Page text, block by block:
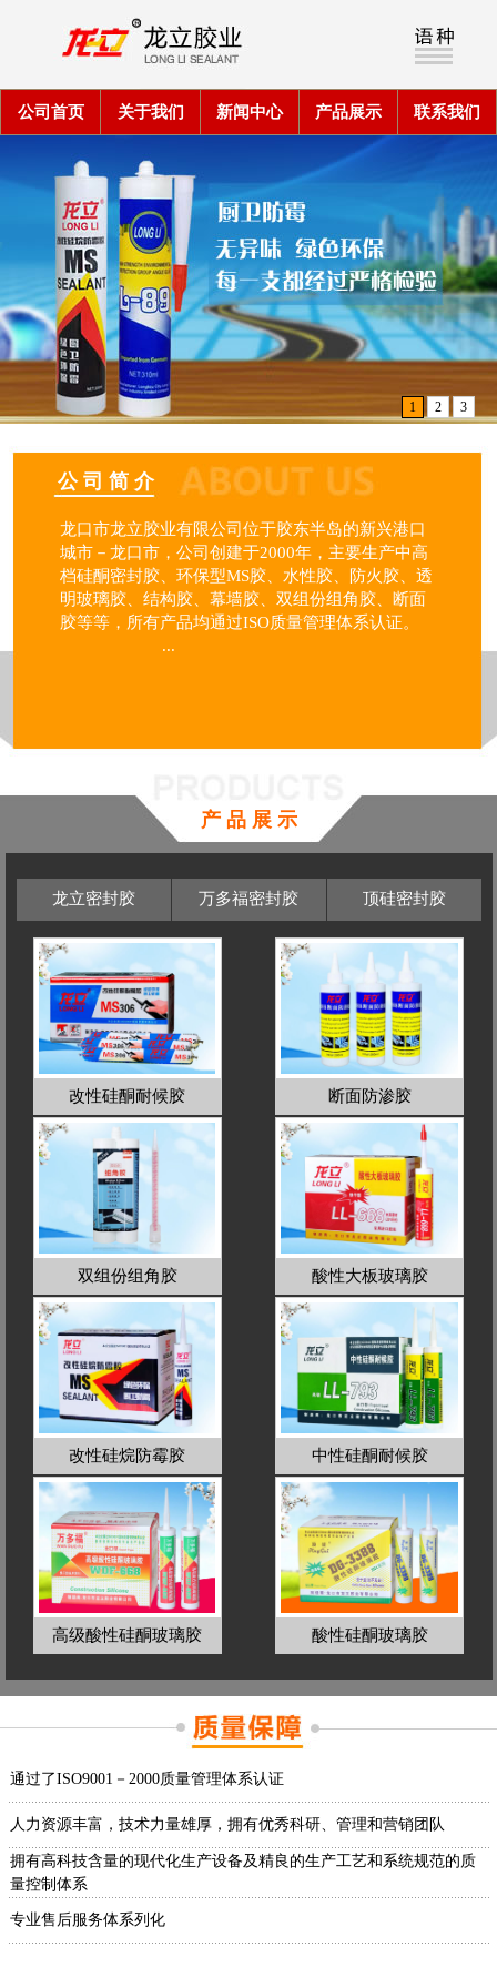
公司首页 关于我们 新闻中心 产品展示 联系我们
1 2 3
公 司 简 介
龙口市龙立胶业有限公司位于胶东半岛的新兴港口
城市－龙口市，公司创建于2000年，主要生产中高
档硅酮密封胶、环保型MS胶、水性胶、防火胶、透
明玻璃胶、结构胶、幕墙胶、双组份组角胶、断面
胶等等，所有产品均通过ISO质量管理体系认证。
...
产 品 展 示
龙立密封胶 万多福密封胶 顶硅密封胶
改性硅酮耐候胶 断面防渗胶
双组份组角胶 酸性大板玻璃胶
改性硅烷防霉胶 中性硅酮耐候胶
高级酸性硅酮玻璃胶 酸性硅酮玻璃胶
通过了ISO9001－2000质量管理体系认证
人力资源丰富，技术力量雄厚，拥有优秀科研、管理和营销团队
拥有高科技含量的现代化生产设备及精良的生产工艺和系统规范的质
量控制体系
专业售后服务体系列化